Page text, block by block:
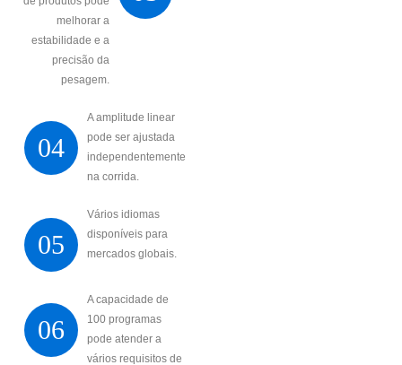
melhorar a
estabilidade e a
precisão da
pesagem.
04
A amplitude linear
pode ser ajustada
independentemente
na corrida.
05
Vários idiomas
disponíveis para
mercados globais.
06
A capacidade de
100 programas
pode atender a
vários requisitos de